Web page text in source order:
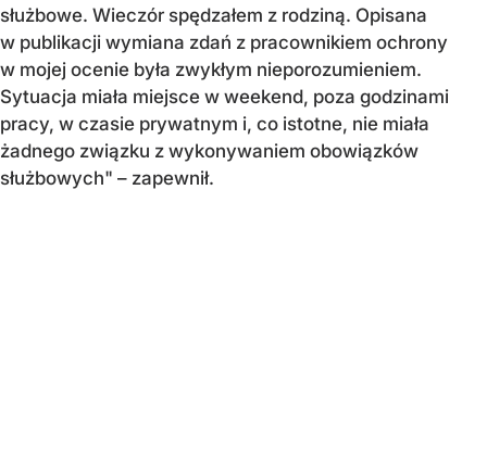
służbowe. Wieczór spędzałem z rodziną. Opisana
w publikacji wymiana zdań z pracownikiem ochrony
w mojej ocenie była zwykłym nieporozumieniem.
Sytuacja miała miejsce w weekend, poza godzinami
pracy, w czasie prywatnym i, co istotne, nie miała
żadnego związku z wykonywaniem obowiązków
służbowych" – zapewnił.